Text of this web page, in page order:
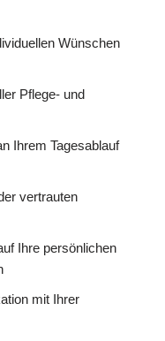
Wünschen
Pflege- und
Ihrem Tagesablauf
vertrauten
Ihre persönlichen
mit Ihrer